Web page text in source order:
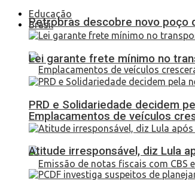
Petrobras descobre novo poço
Emplacamentos de veículos
Educação
Brasil
Lei garante frete mínimo no
PRD e Solidariedade decidem
Atitude irresponsável, diz Lula